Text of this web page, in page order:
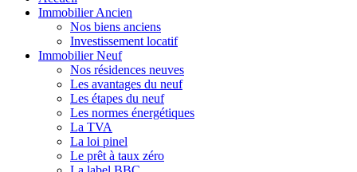
Immobilier Ancien
Nos biens anciens
Investissement locatif
Immobilier Neuf
Nos résidences neuves
Les avantages du neuf
Les étapes du neuf
Les normes énergétiques
La TVA
La loi pinel
Le prêt à taux zéro